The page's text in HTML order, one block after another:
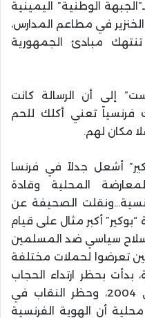
لـ”الجبهة الوطنية” اليمينية
في مطاعم المدارس،
تنتهك مبادئ الجمهورية
إلى أن الرسالة كانت
فرنسياً تعني أكلك للحم
مكان لهم.
أشعل جدلاً في فرنسا
المحلية وقادة
الصحيفة عن
أكبر مثال على قيام
سياسي ضد المسلمين
تعرضوا لحملات مختلفة
بدأت بحظر ارتداء الحجاب
في المدارس العامة وذلك في 2004، وحظر النقاب في
محلية أن الهوية الفرنسية